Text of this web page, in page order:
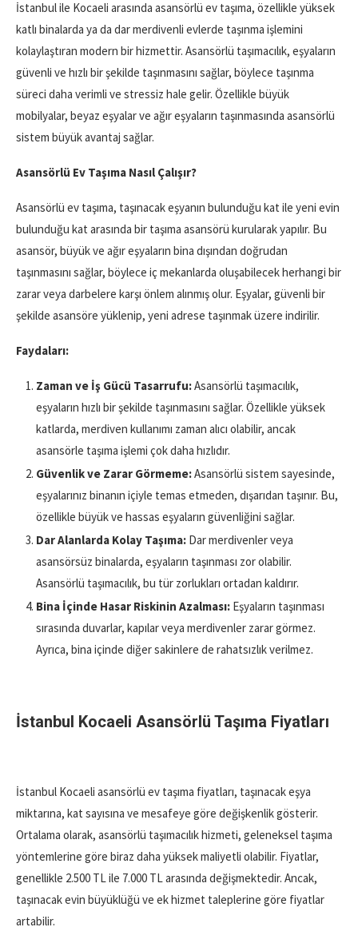
İstanbul ile Kocaeli arasında asansörlü ev taşıma, özellikle yüksek
katlı binalarda ya da dar merdivenli evlerde taşınma işlemini
kolaylaştıran modern bir hizmettir. Asansörlü taşımacılık, eşyaların
güvenli ve hızlı bir şekilde taşınmasını sağlar, böylece taşınma
süreci daha verimli ve stressiz hale gelir. Özellikle büyük
mobilyalar, beyaz eşyalar ve ağır eşyaların taşınmasında asansörlü
sistem büyük avantaj sağlar.
Asansörlü Ev Taşıma Nasıl Çalışır?
Asansörlü ev taşıma, taşınacak eşyanın bulunduğu kat ile yeni evin
bulunduğu kat arasında bir taşıma asansörü kurularak yapılır. Bu
asansör, büyük ve ağır eşyaların bina dışından doğrudan
taşınmasını sağlar, böylece iç mekanlarda oluşabilecek herhangi bir
zarar veya darbelere karşı önlem alınmış olur. Eşyalar, güvenli bir
şekilde asansöre yüklenip, yeni adrese taşınmak üzere indirilir.
Faydaları:
Zaman ve İş Gücü Tasarrufu:Asansörlü taşımacılık,
eşyaların hızlı bir şekilde taşınmasını sağlar. Özellikle yüksek
katlarda, merdiven kullanımı zaman alıcı olabilir, ancak
asansörle taşıma işlemi çok daha hızlıdır.
Güvenlik ve Zarar Görmeme:Asansörlü sistem sayesinde,
eşyalarınız binanın içiyle temas etmeden, dışarıdan taşınır. Bu,
özellikle büyük ve hassas eşyaların güvenliğini sağlar.
Dar Alanlarda Kolay Taşıma: Dar merdivenler veya
asansörsüz binalarda, eşyaların taşınması zor olabilir.
Asansörlü taşımacılık, bu tür zorlukları ortadan kaldırır.
Bina İçinde Hasar Riskinin Azalması: Eşyaların taşınması
sırasında duvarlar, kapılar veya merdivenler zarar görmez.
Ayrıca, bina içinde diğer sakinlere de rahatsızlık verilmez.
İstanbul Kocaeli Asansörlü Taşıma Fiyatları
İstanbul Kocaeli asansörlü ev taşıma fiyatları, taşınacak eşya
miktarına, kat sayısına ve mesafeye göre değişkenlik gösterir.
Ortalama olarak, asansörlü taşımacılık hizmeti, geleneksel taşıma
yöntemlerine göre biraz daha yüksek maliyetli olabilir. Fiyatlar,
genellikle 2.500 TL ile 7.000 TL arasında değişmektedir. Ancak,
taşınacak evin büyüklüğü ve ek hizmet taleplerine göre fiyatlar
artabilir.